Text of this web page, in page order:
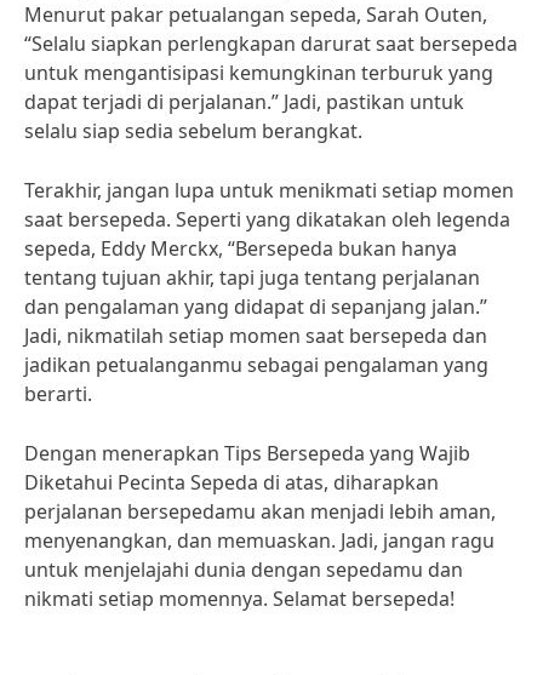
Menurut pakar petualangan sepeda, Sarah Outen,
“Selalu siapkan perlengkapan darurat saat bersepeda
untuk mengantisipasi kemungkinan terburuk yang
dapat terjadi di perjalanan.” Jadi, pastikan untuk
selalu siap sedia sebelum berangkat.
Terakhir, jangan lupa untuk menikmati setiap momen
saat bersepeda. Seperti yang dikatakan oleh legenda
sepeda, Eddy Merckx, “Bersepeda bukan hanya
tentang tujuan akhir, tapi juga tentang perjalanan
dan pengalaman yang didapat di sepanjang jalan.”
Jadi, nikmatilah setiap momen saat bersepeda dan
jadikan petualanganmu sebagai pengalaman yang
berarti.
Dengan menerapkan Tips Bersepeda yang Wajib
Diketahui Pecinta Sepeda di atas, diharapkan
perjalanan bersepedamu akan menjadi lebih aman,
menyenangkan, dan memuaskan. Jadi, jangan ragu
untuk menjelajahi dunia dengan sepedamu dan
nikmati setiap momennya. Selamat bersepeda!